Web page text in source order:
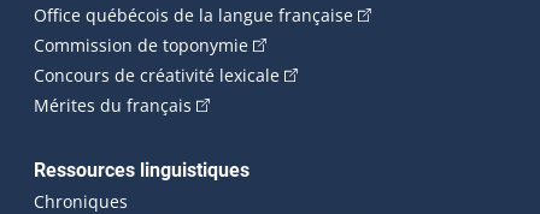
Office québécois de la langue française(Cet hyperlien
Commission de toponymie(Cet hyperlien externe s'ouvrira
Concours de créativité lexicale(Cet hyperlien externe
Mérites du français (Cet hyperlien externe s'ouvrira dans une
Ressources linguistiques
Chroniques